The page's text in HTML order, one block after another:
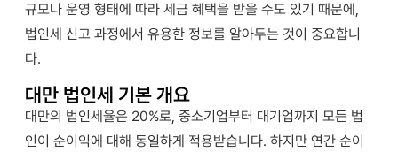
규모나 운영 형태에 따라 세금 혜택을 받을 수도 있기 때문에,
법인세 신고 과정에서 유용한 정보를 알아두는 것이 중요합니
다.
대만 법인세 기본 개요
대만의 법인세율은 20%로, 중소기업부터 대기업까지 모든 법
인이 순이익에 대해 동일하게 적용받습니다. 하지만 연간 순이